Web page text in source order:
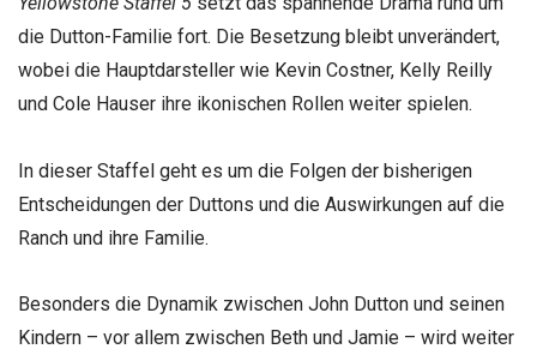
die Dutton-Familie fort. Die Besetzung bleibt unverändert,
wobei die Hauptdarsteller wie Kevin Costner, Kelly Reilly
und Cole Hauser ihre ikonischen Rollen weiter spielen.
In dieser Staffel geht es um die Folgen der bisherigen
Entscheidungen der Duttons und die Auswirkungen auf die
Ranch und ihre Familie.
Besonders die Dynamik zwischen John Dutton und seinen
Kindern – vor allem zwischen Beth und Jamie – wird weiter